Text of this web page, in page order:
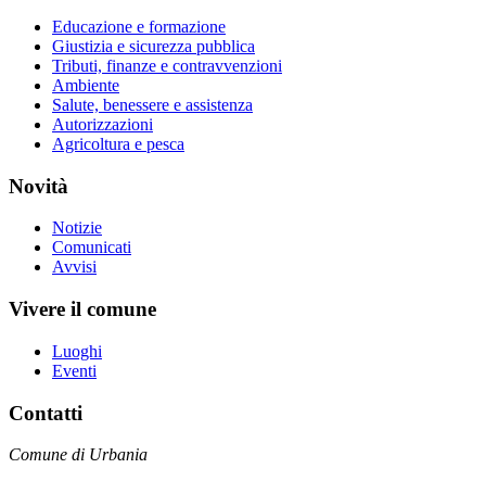
Educazione e formazione
Giustizia e sicurezza pubblica
Tributi, finanze e contravvenzioni
Ambiente
Salute, benessere e assistenza
Autorizzazioni
Agricoltura e pesca
Novità
Notizie
Comunicati
Avvisi
Vivere il comune
Luoghi
Eventi
Contatti
Comune di Urbania